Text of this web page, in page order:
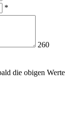
*
260
die obigen Werte